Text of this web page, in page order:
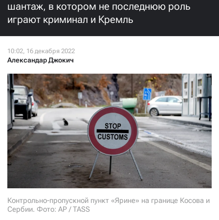
шантаж, в котором не последнюю роль
играют криминал и Кремль
Александар Джокич
Контрольно-пропускной пункт «Ярине» на границе Косова и
Сербии. Фото: AP / TASS
3000 1000
Нажимая кнопку «Стать соучастником»,
я принимаю условия и подтверждаю свое гражданство РФ
СТАТЬ СОУЧАСТНИКОМ
ПОДЕЛИТЬСЯ С ДРУЗЬЯМИ
Если у вас есть вопросы, пишите donate@novayagazeta.ruили
звоните:
+7 (929) 612-03-68